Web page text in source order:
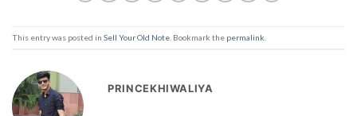
This entry was posted in Sell Your Old Note . Bookmark the permalink
PRINCEKHIWALIYA